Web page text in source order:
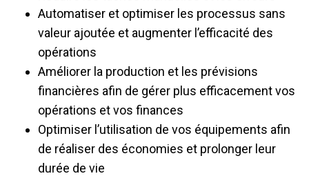
Automatiser et optimiser les processus sans
valeur ajoutée et augmenter l’efficacité des
opérations
Améliorer la production et les prévisions
financières afin de gérer plus efficacement vos
opérations et vos finances
Optimiser l’utilisation de vos équipements afin
de réaliser des économies et prolonger leur
durée de vie